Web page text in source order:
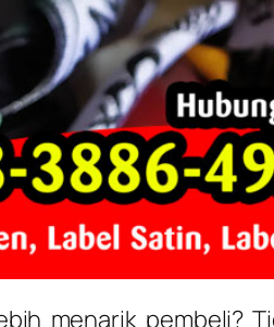
menarik pembeli?